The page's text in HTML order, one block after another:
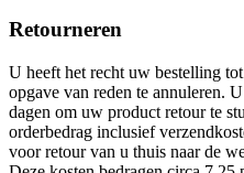
Retourneren
U heeft het recht uw bestelling
opgave van reden te annuleren.
dagen om uw product retour te
orderbedrag inclusief
voor retour van u thuis naar de